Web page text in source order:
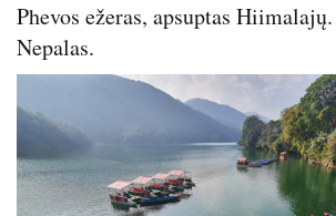
Phevos ežeras, apsuptas
Nepalas.